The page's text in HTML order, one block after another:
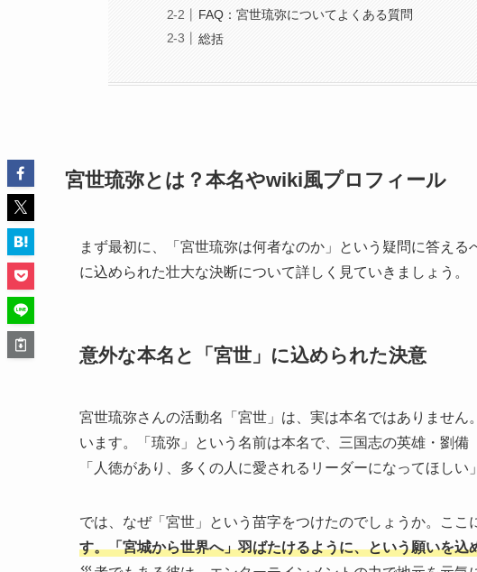
FAQ：宮世琉弥についてよくある質問
総括
宮世琉弥とは？本名やwiki風プロフィール
まず最初に、「宮世琉弥は何者なのか」という疑問に答え
に込められた壮大な決断について詳しく見ていきましょう。
意外な本名と「宮世」に込められた決意
宮世琉弥さんの活動名「宮世」は、実は本名ではありません
います。「琉弥」という名前は本名で、三国志の英雄・劉備
「人徳があり、多くの人に愛されるリーダーになってほし
では、なぜ「宮世」という苗字をつけたのでしょうか。ここ
す。「宮城から世界へ」羽ばたけるように、という願いを込